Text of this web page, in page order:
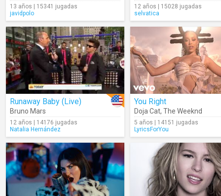
13 años | 15341 jugadas
javidpolo
12 años | 15028 jugadas
selvatica
Runaway Baby (Live)
Bruno Mars
12 años | 14176 jugadas
Natalia Hernández
You Right
Doja Cat, The Weeknd
5 años | 14151 jugadas
LyricsForYou